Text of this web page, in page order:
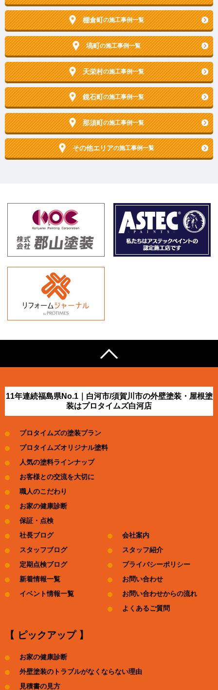
棚倉町の施工事例一覧
塙町の施工事例一覧
天栄村の施工事例一覧
鏡石町の施工事例一覧
那須町の施工事例一覧
その他エリアの施工事例一覧
11年連続福島県No.1｜白河市/須賀川市の外壁塗装・屋根塗
装はプロタイムズ白河店
プロタイムズの塗装プラン
プロタイムズオリジナル塗料
人気の塗料ラインナップ
お客様との交流を大切に
職人のこだわり
お家の健康診断
保証・点検
社長ブログ
スタッフブログ
定期点検ブログ
新着情報一覧
イベント情報一覧
会社案内
スタッフ紹介
プライバシーポリシー
お問い合わせ
お問い合わせからの流れ
よくあるご質問
【 ピックアップ 】
お家の健康診断
外壁塗装のトラブルがなくならない理由
見積書の見方